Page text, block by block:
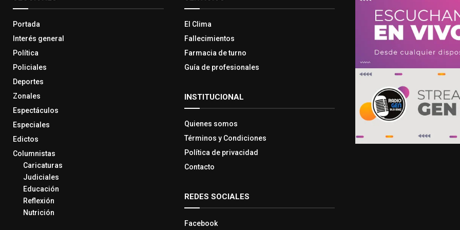
Portada
Interés general
Política
Policiales
Deportes
Zonales
Espectáculos
Especiales
Edictos
Columnistas
Caricaturas
Judiciales
Educación
Reflexión
Nutrición
El Clima
Fallecimientos
Farmacia de turno
Guía de profesionales
INSTITUCIONAL
Quienes somos
Términos y Condiciones
Política de privacidad
Contacto
REDES SOCIALES
Facebook